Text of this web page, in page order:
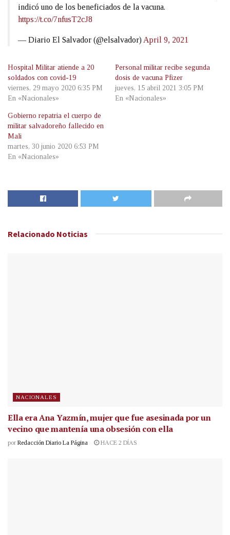
indicó uno de los beneficiados de la vacuna.
https://t.co/7nfusT2cJ8
— Diario El Salvador (@elsalvador) April 9, 2021
Hospital Militar atiende a 20
soldados con covid-19
viernes, 29 mayo 2020 6:35 PM
En «Nacionales»
Personal militar recibe segunda
dosis de vacuna Pfizer
jueves, 15 abril 2021 3:05 PM
En «Nacionales»
Gobierno repatria el cuerpo de
militar salvadoreño fallecido en
Mali
martes, 30 junio 2020 6:53 PM
En «Nacionales»
Relacionado Noticias
NACIONALES
Ella era Ana Yazmín, mujer que fue asesinada por un
vecino que mantenía una obsesión con ella
por Redacción Diario La Página HACE 2 DÍAS